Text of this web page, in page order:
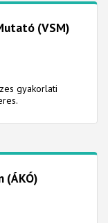
(VSM)
gyakorlati
(ÁKÓ)